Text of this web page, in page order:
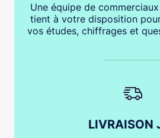
Une équipe de
tient à votre disposition
vos études, chiffrages et
LIVRAISON